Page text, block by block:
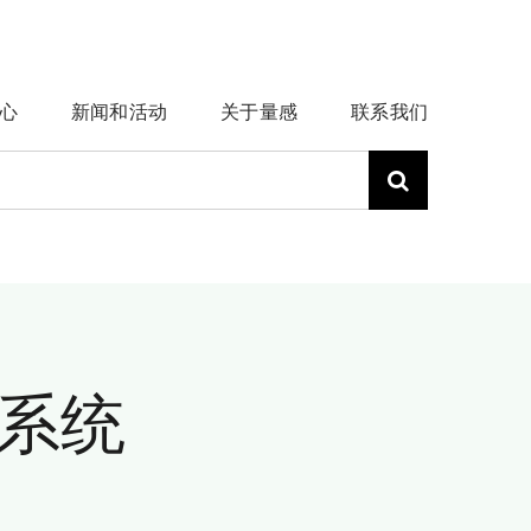
新闻和活动 关于量感 联系我们
统